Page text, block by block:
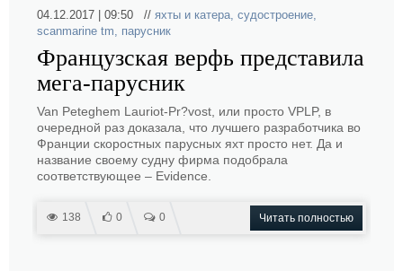
04.12.2017 | 09:50 // яхты и катера, судостроение,
scanmarine tm, парусник
Французская верфь представила
мега-парусник
Van Peteghem Lauriot-Pr?vost, или просто VPLP, в
очередной раз доказала, что лучшего разработчика во
Франции скоростных парусных яхт просто нет. Да и
название своему судну фирма подобрала
соответствующее – Evidence.
138 0 0 Читать полностью